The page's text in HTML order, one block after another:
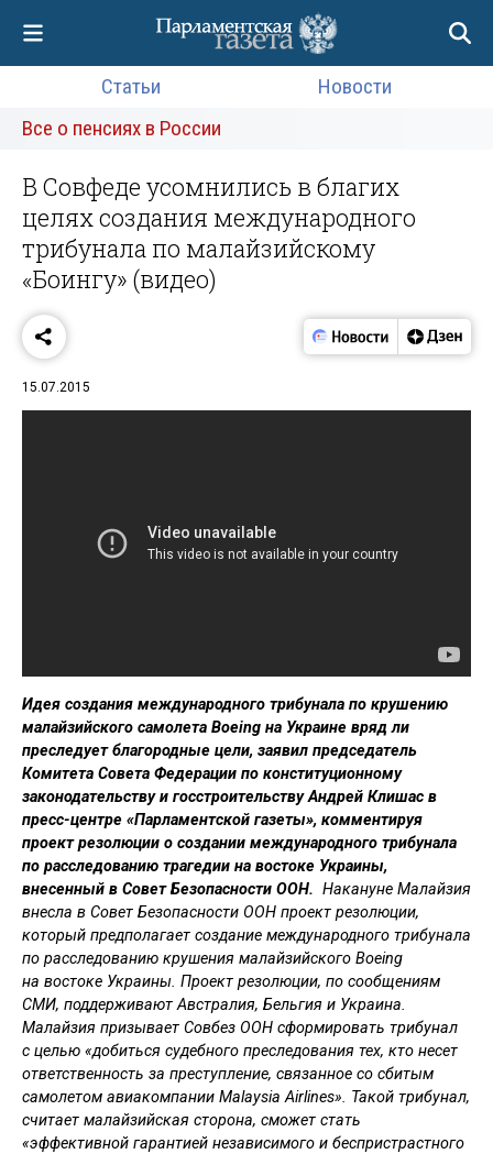
Статьи
Новости
Все о пенсиях в России
В Совфеде усомнились в благих
целях создания международного
трибунала по малайзийскому
«Боингу» (видео)
15.07.2015
Идея создания международного трибунала по крушению
малайзийского самолета Boeing на Украине вряд ли
преследует благородные цели, заявил председатель
Комитета Совета Федерации по конституционному
законодательству и госстроительству Андрей Клишас в
пресс-центре «Парламентской газеты», комментируя
проект резолюции о создании международного трибунала
по расследованию трагедии на востоке Украины,
внесенный в Совет Безопасности ООН. Накануне Малайзия
внесла в Совет Безопасности ООН проект резолюции,
который предполагает создание международного трибунала
по расследованию крушения малайзийского Boeing
на востоке Украины. Проект резолюции, по сообщениям
СМИ, поддерживают Австралия, Бельгия и Украина.
Малайзия призывает Совбез ООН сформировать трибунал
с целью «добиться судебного преследования тех, кто несет
ответственность за преступление, связанное со сбитым
самолетом авиакомпании Malaysia Airlines». Такой трибунал,
считает малайзийская сторона, сможет стать
«эффективной гарантией независимого и беспристрастного